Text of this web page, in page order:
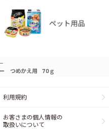
つめかえ用 70ｇ
利用規約
お客さまの個人情報の
取扱いについて